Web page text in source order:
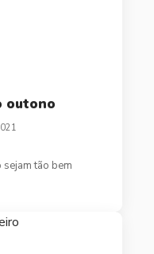
outono
tão bem